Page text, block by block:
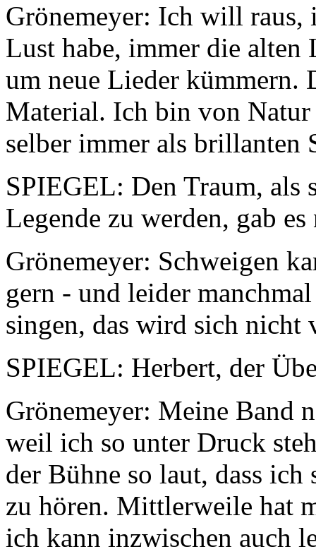
Grönemeyer: Ich will raus,
Lust habe, immer die alten
um neue Lieder kümmern.
Material. Ich bin von Natur
selber immer als brillanten
SPIEGEL: Den Traum, als
Legende zu werden, gab es
Grönemeyer: Schweigen
gern - und leider
singen, das wird sich nicht
SPIEGEL: Herbert, der
Grönemeyer: Meine Band
weil ich so unter Druck
der Bühne so laut, dass ich
zu hören. Mittlerweile hat
ich kann inzwischen auch